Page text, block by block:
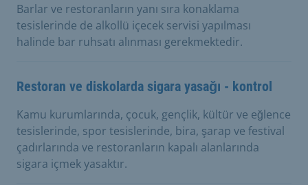
Barlar ve restoranların yanı sıra konaklama
tesislerinde de alkollü içecek servisi yapılması
halinde bar ruhsatı alınması gerekmektedir.
Restoran ve diskolarda sigara yasağı - kontrol
Kamu kurumlarında, çocuk, gençlik, kültür ve eğlence
tesislerinde, spor tesislerinde, bira, şarap ve festival
çadırlarında ve restoranların kapalı alanlarında
sigara içmek yasaktır.